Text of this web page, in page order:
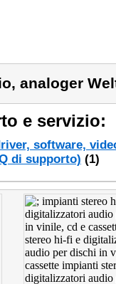
analoger
e servizio:
software,
di supporto) (1)